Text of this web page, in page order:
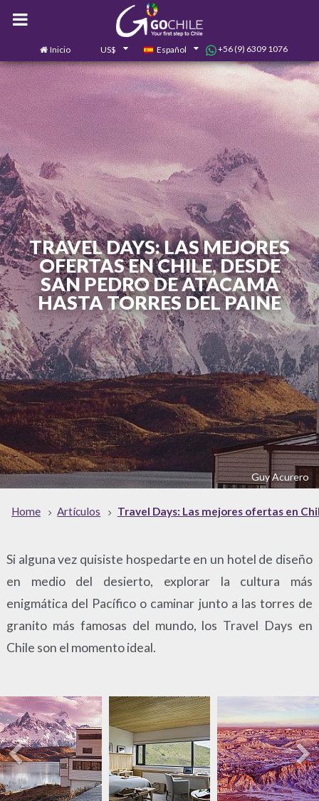
Inicio US$ Español +56 (9) 6309 1076
Contáctanos
TRAVEL DAYS: LAS MEJORES
OFERTAS EN CHILE, DESDE
SAN PEDRO DE ATACAMA
HASTA TORRES DEL PAINE
Guy Acurero
Home Artículos Travel Days: Las mejores ofertas en
Si alguna vez quisiste hospedarte en un hotel de diseño
en medio del desierto, explorar la cultura más
enigmática del Pacífico o caminar junto a las torres de
granito más famosas del mundo, los Travel Days en
Chile son el momento ideal.